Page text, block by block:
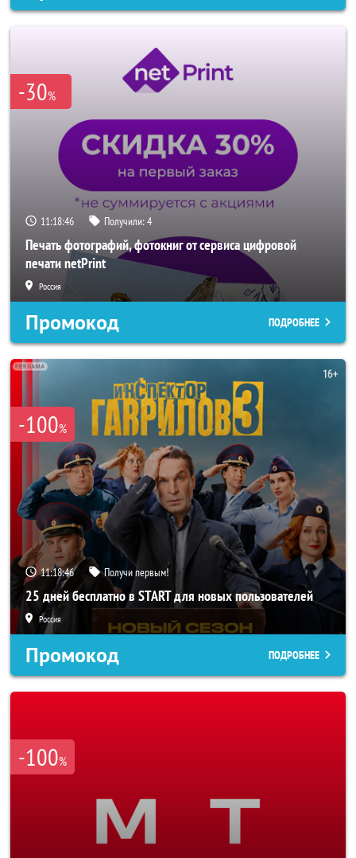
-30%
11:18:45 Получили:4
Печать фотографий, фотокниг от сервиса цифровой
печати netPrint
Россия
Промокод ПОДРОБНЕЕ
-100%
11:18:45 Получи первым!
25 дней бесплатно в START для новых пользователей
Россия
Промокод ПОДРОБНЕЕ
-100%